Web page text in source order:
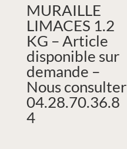
MURAILLE
LIMACES 1.2
KG – Article
disponible sur
demande –
Nous consulter
04.28.70.36.8
4